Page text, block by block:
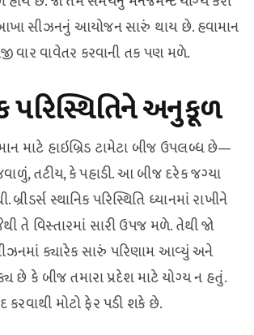
સીઝનનું આયોજન સારું થાય છે. હવામાન
વાર વાવેતર કરવાની તક પણ મળે.
પરિસ્થિતિને અનુકૂળ
માટે હાઇબ્રિડ ટામેટા બીજ ઉપલબ્ધ છે—
તટીય, કે પહાડી. આ બીજ દરેક જગ્યા
સ્થાનિક પરિસ્થિતિ ધ્યાનમાં રાખીને
તે વિસ્તારમાં સારી ઉપજ મળે. તેથી જો
ક્યારેક સારું પરિણામ આવ્યું અને
છે કે બીજ તમારા પ્રદેશ માટે યોગ્ય ન હતું.
કરવાથી મોટો ફેર પડી શકે છે.